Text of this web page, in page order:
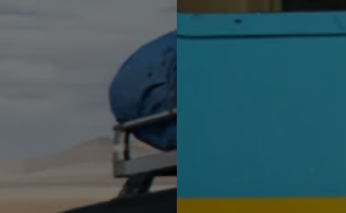
AVANT DE PARTIR,PRÉPARER
Quel sac à dos
Le sac à dos parfait n’existe pas.
son bonheur dans un sac à dos